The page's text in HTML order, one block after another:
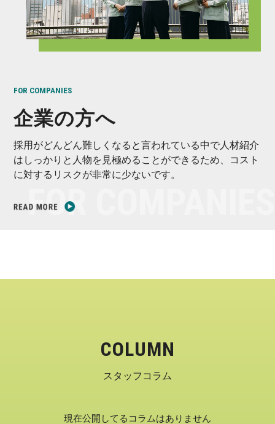
FOR COMPANIES
企業の方へ
採用がどんどん難しくなると言われている中で人材紹介
はしっかりと人物を見極めることができるため、コスト
に対するリスクが非常に少ないです。
COLUMN
スタッフコラム
現在公開してるコラムはありません